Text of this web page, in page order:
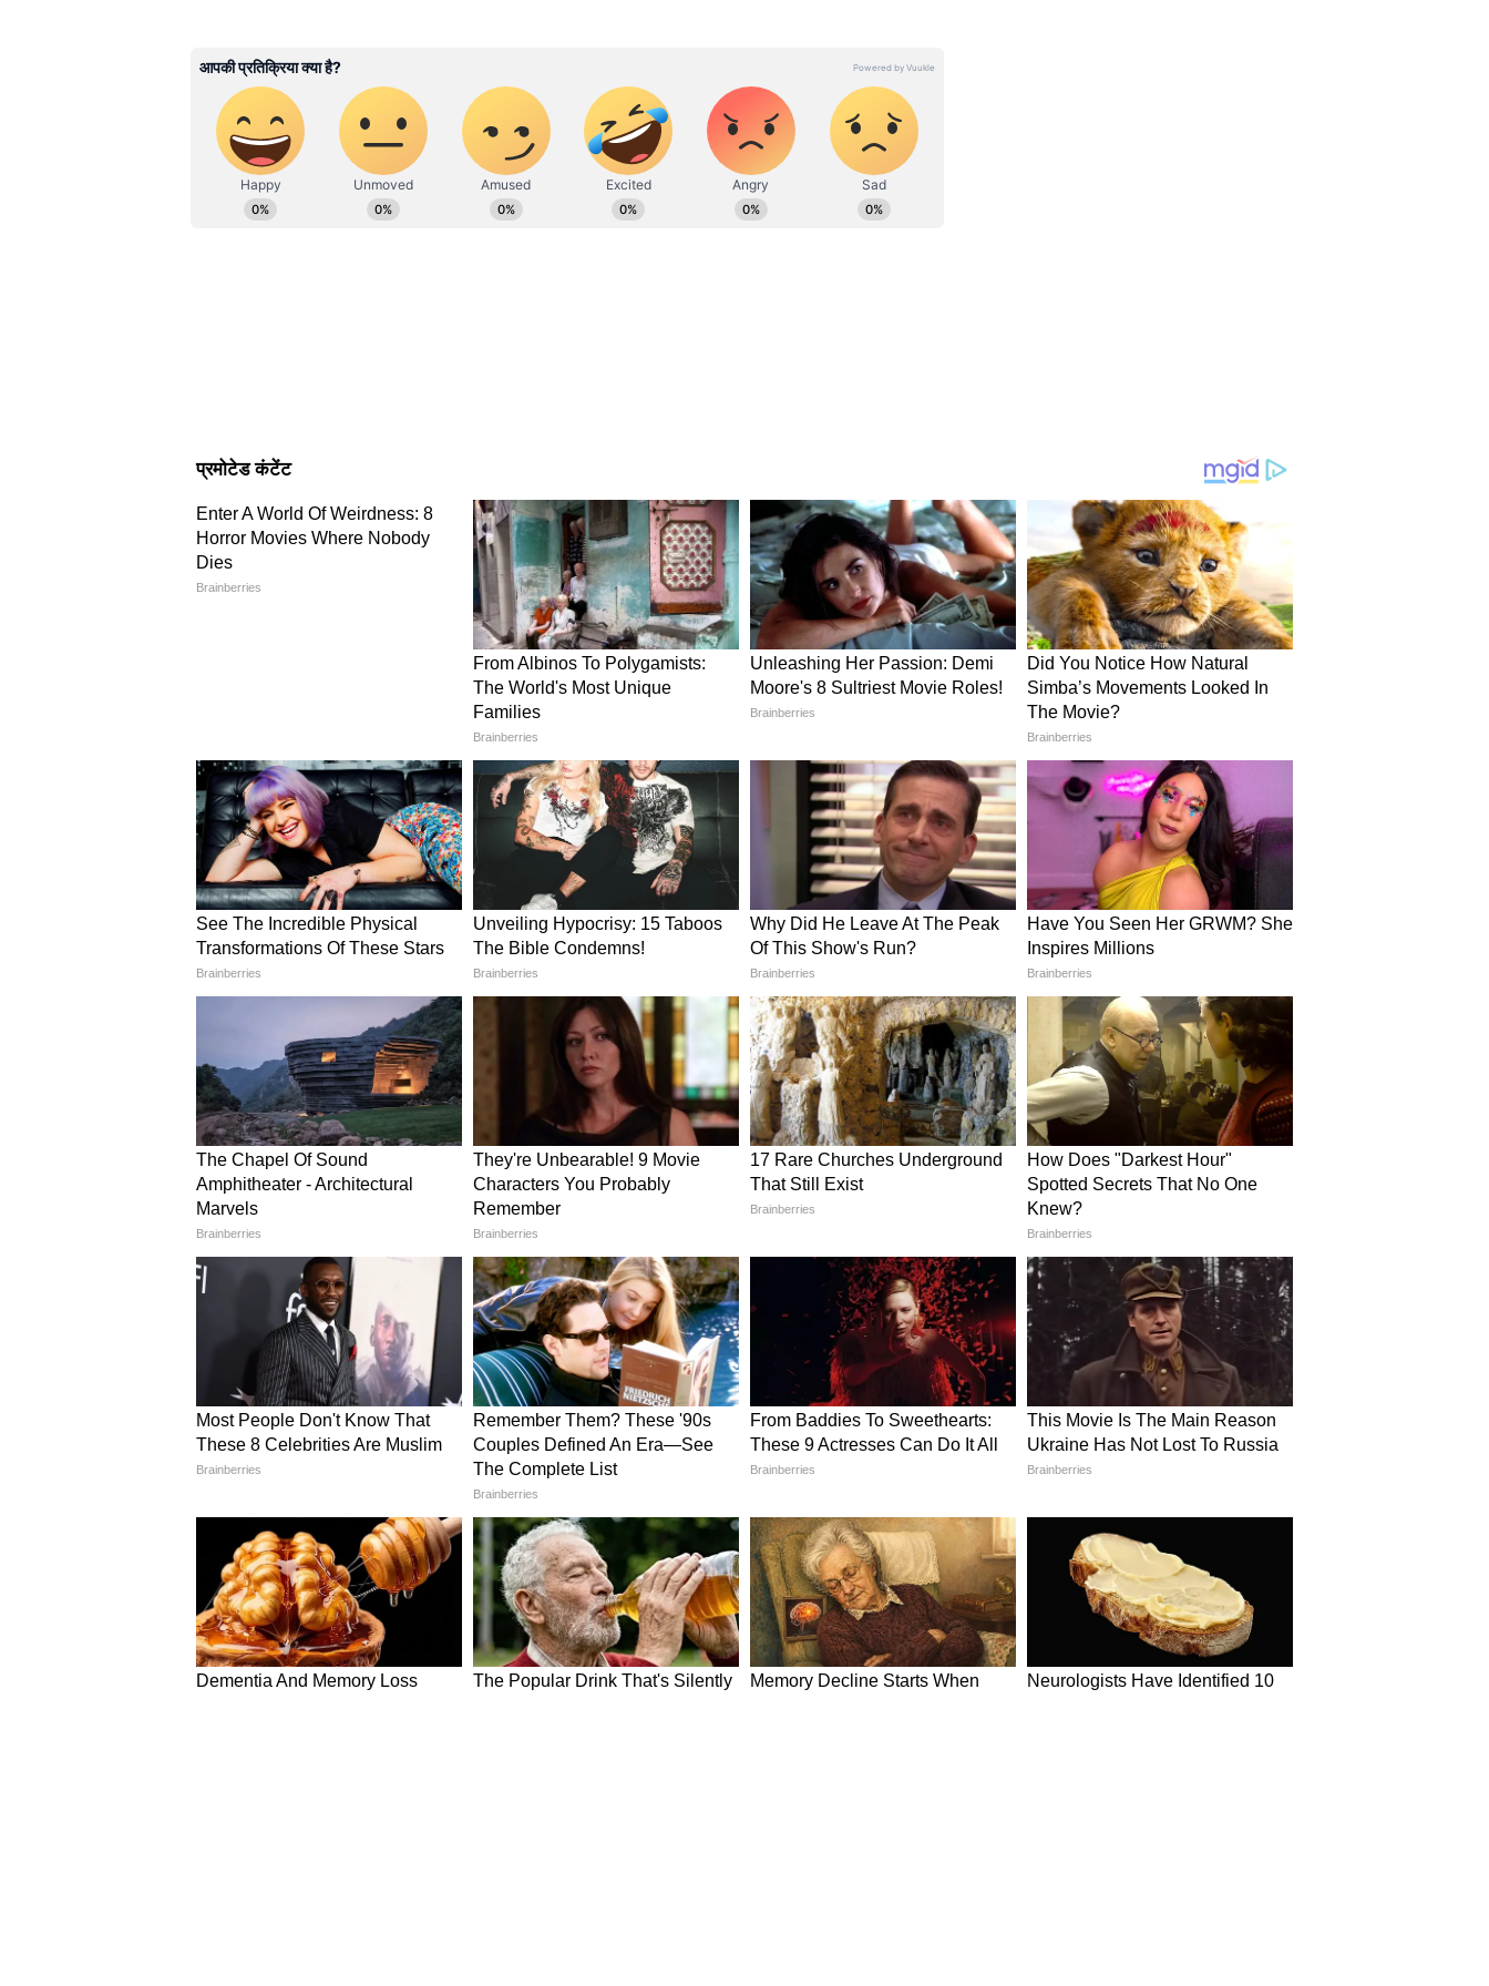
गणेश चतुर्थी की पूजन- अर्चन की ये तस्वीरें राम चरण ने अपने इंस्टाग्राम पर शेयर की है। पिक्स में
राम चरण के बगल में उनकी पत्नी उपासना कोनिडेला, पीछे चिरंजीवी और फैमिली के दूसरे मेंबर
नज़र आ रहे हैं। उपासाना अपनी बेटी क्लिन कारा को गोद में मिले हुए हैं। वहीं चिरंजीवी का पूरा
ध्यान अपनी पोती पर ही है। वे क्यूट स्माइल के साथ क्लिन कारा को निहार रहे हैं। इस दौरान
उपासना कैमरे को पोज देती दिख रही हैं।
ये भी पढ़ें -
Hartalika Teej : ये भोजपुरी गाने महादेव को कर देंगे खुश, पति की प्यारी बनना तो तैयार कर
लें प्ले लिस्ट
प्रवेश लाल यादव और नीलम गिरी की रोमांटिक अदाओं ने मचाया कोहराम, 'मछरी के कांट के
नथुनिया' हुआ वायरल
पर मनोरंजन डेस्क पर काम कर रहे हैं। साल 2000 से ALL INDIA RADIO में अनाउंसर, कंटेंट राइटर, 2011 में
नेशनल न्यूज चैनल में एंकर, प्रोड्यूसर की भूमिका निभा चुके हैं। न्यूज चैनल, अखबार और डिजिटल मीडिया में अनुभव।